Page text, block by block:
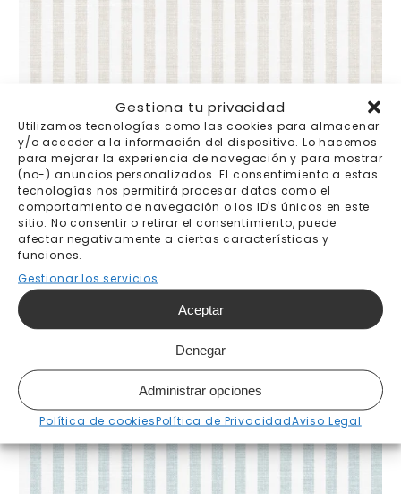
Gestiona tu privacidad
Utilizamos tecnologías como las cookies para almacenar
y/o acceder a la información del dispositivo. Lo hacemos
para mejorar la experiencia de navegación y para mostrar
(no-) anuncios personalizados. El consentimiento a estas
tecnologías nos permitirá procesar datos como el
comportamiento de navegación o los ID's únicos en este
sitio. No consentir o retirar el consentimiento, puede
afectar negativamente a ciertas características y
funciones.
Gestionar los servicios
Aceptar
Denegar
Administrar opciones
Política de cookiesPolítica de PrivacidadAviso Legal
Papel Pintado Raya Oxford Beige
Desde190,00€
-15%